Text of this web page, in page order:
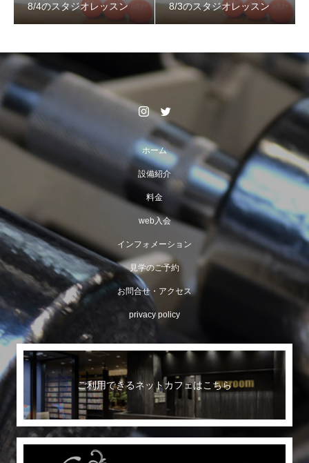
8/4のスタジオレッスン 8/3のスタジオレッスン
ホーム
設備紹介
料金
web入会
インフォメーション
見学のご予約
お問合せ・アクセス
privacy policy
ご利用できるネットカフェはこちら